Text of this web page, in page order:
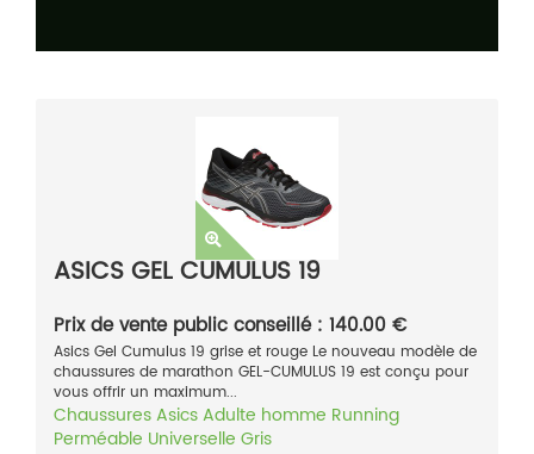
ASICS GEL CUMULUS 19
Prix de vente public conseillé : 140.00 €
Asics Gel Cumulus 19 grise et rouge Le nouveau modèle de
chaussures de marathon GEL-CUMULUS 19 est conçu pour
vous offrir un maximum...
ChaussuresAsicsAdulte homme Running
Perméable Universelle Gris